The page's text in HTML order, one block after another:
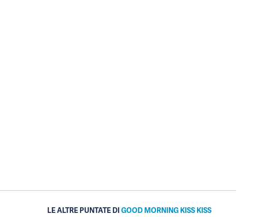
LE ALTRE PUNTATE DIGOOD MORNING KISS KISS